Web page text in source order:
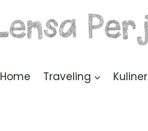
Home Traveling Kuliner